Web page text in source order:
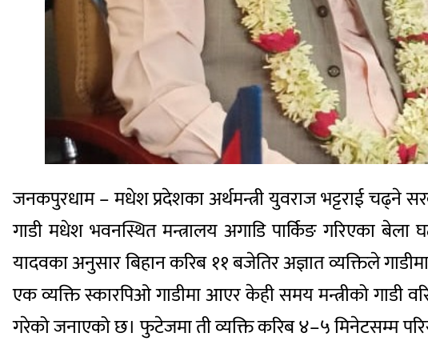
जनकपुरधाम – मधेश प्रदेशका अर्थमन्त्री युवराज भट्टराई चढ्ने
गाडी मधेश भवनस्थित मन्त्रालय अगाडि पार्किङ गरिएका बेला
यादवका अनुसार बिहान करिब ११ बजेतिर अज्ञात व्यक्तिले
एक व्यक्ति स्कारपिओ गाडीमा आएर केही समय मन्त्रीको गाडी
गरेको जनाएको छ। फुटेजमा ती व्यक्ति करिब ४–५ मिनेटसम्म